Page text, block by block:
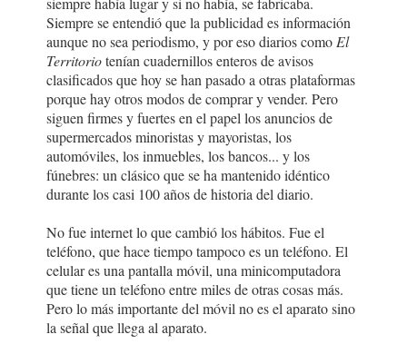
Siempre se entendió que la publicidad es información
aunque no sea periodismo, y por eso diarios como El
Territoriotenían cuadernillos enteros de avisos
clasificados que hoy se han pasado a otras plataformas
porque hay otros modos de comprar y vender. Pero
siguen firmes y fuertes en el papel los anuncios de
supermercados minoristas y mayoristas, los
automóviles, los inmuebles, los bancos... y los
fúnebres: un clásico que se ha mantenido idéntico
durante los casi 100 años de historia del diario.
No fue internet lo que cambió los hábitos. Fue el
teléfono, que hace tiempo tampoco es un teléfono. El
celular es una pantalla móvil, una minicomputadora
que tiene un teléfono entre miles de otras cosas más.
Pero lo más importante del móvil no es el aparato sino
la señal que llega al aparato.